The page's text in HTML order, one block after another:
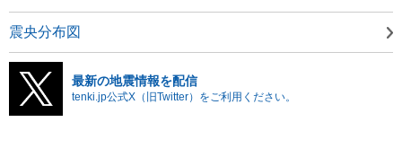
震央分布図
最新の地震情報を配信
tenki.jp公式X（旧Twitter）をご利用ください。